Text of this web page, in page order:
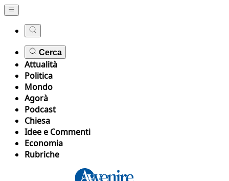
Cerca
Attualità
Politica
Mondo
Agorà
Podcast
Chiesa
Idee e Commenti
Economia
Rubriche